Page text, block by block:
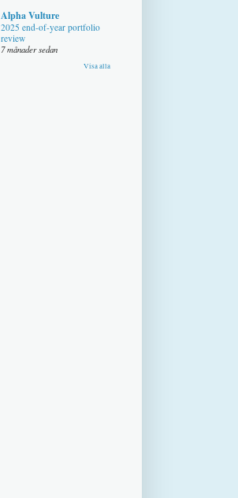
Alpha Vulture
2025 end-of-year portfolio
review
7 månader sedan
Visa alla